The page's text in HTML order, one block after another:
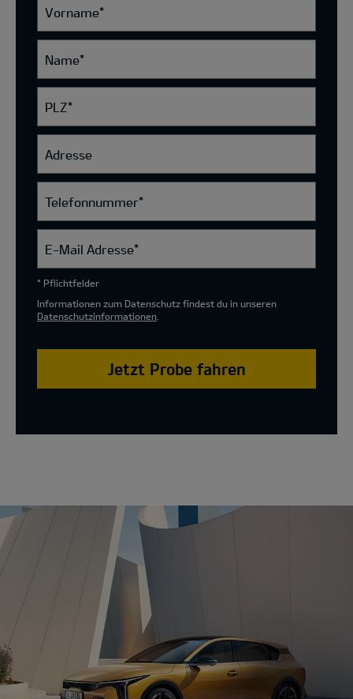
Vorname*
Name*
PLZ*
Adresse
Telefonnummer*
E-Mail Adresse*
* Pflichtfelder
Informationen zum Datenschutz findest du in unseren
Datenschutzinformationen
Jetzt Probe fahren